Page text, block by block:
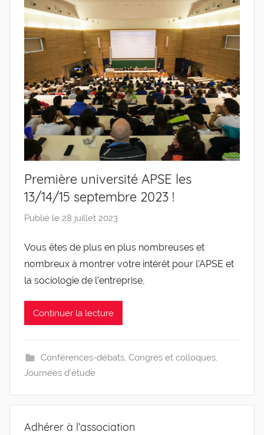
de
l'Entreprise
Première université APSE les
13/14/15 septembre 2023 !
Publié le 28 juillet 2023
r
g
l
i
Vous êtes de plus en plus nombreuses et
nombreux à montrer votre intérêt pour l’APSE et
la sociologie de l’entreprise,
Continuer la lecture
Conférences-débats, Congrès et colloques,
Journées d'étude
Adhérer à l’association